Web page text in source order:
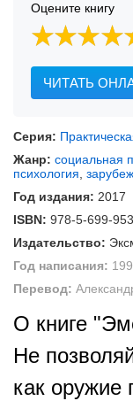
Оцените книгу
ЧИТАТЬ
Серия:
Жанр: социальная
психология,
Год издания: 2017
ISBN: 978-5-699-
Издательство:
Год написания:
Перевод:
О книге
Не
как оружие